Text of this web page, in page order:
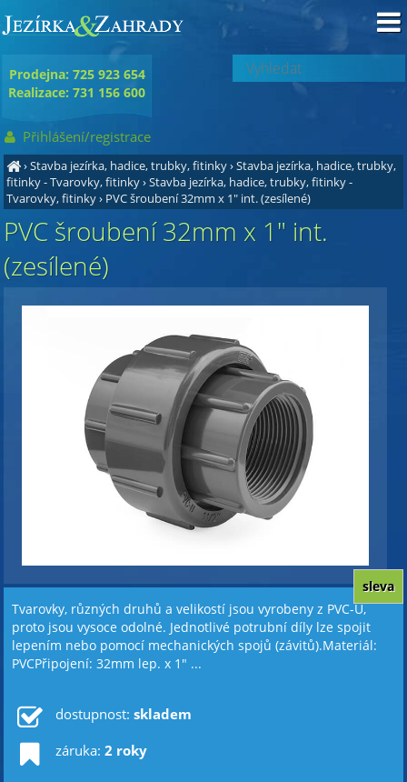
›Stavba jezírka, hadice, trubky, fitinky›Stavba jezírka, hadice, trubky,
fitinky - Tvarovky, fitinky›Stavba jezírka, hadice, trubky, fitinky -
Tvarovky, fitinky› PVC šroubení 32mm x 1" int. (zesílené)
PVC šroubení 32mm x 1" int.
(zesílené)
Tvarovky, různých druhů a velikostí jsou vyrobeny z PVC-U,
proto jsou vysoce odolné. Jednotlivé potrubní díly lze spojit
lepením nebo pomocí mechanických spojů (závitů).Materiál:
PVCPřipojení: 32mm lep. x 1" ...
sleva
dostupnost: skladem
záruka: 2 roky
Prodejna: 725 923 654
Realizace: 731 156 600
Přihlášení/registrace